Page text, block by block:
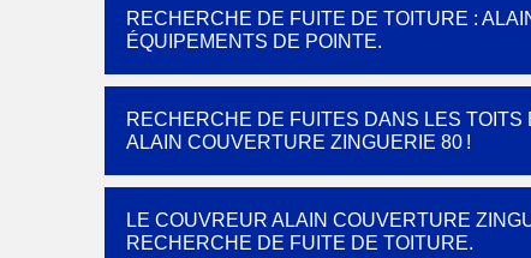
RECHERCHE DE FUITE DE TOITURE :
ÉQUIPEMENTS DE POINTE.
RECHERCHE DE FUITES DANS LES TOITS
ALAIN COUVERTURE ZINGUERIE 80 !
LE COUVREUR ALAIN COUVERTURE
RECHERCHE DE FUITE DE TOITURE.